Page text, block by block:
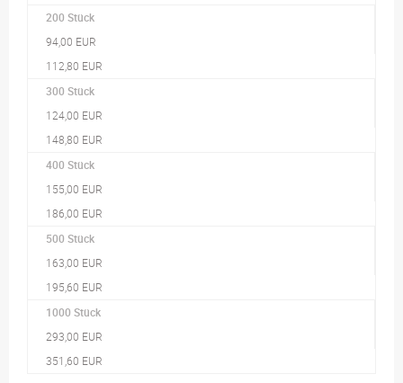
200 Stück
94,00 EUR
112,80 EUR
300 Stück
124,00 EUR
148,80 EUR
400 Stück
155,00 EUR
186,00 EUR
500 Stück
163,00 EUR
195,60 EUR
1000 Stück
293,00 EUR
351,60 EUR